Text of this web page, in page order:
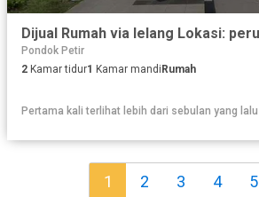
Pondok Petir
2 Kamar tidur1 Kamar mandiRumah
Pertama kali terlihat lebih dari sebulan yang lalu
1 2 3 4 5